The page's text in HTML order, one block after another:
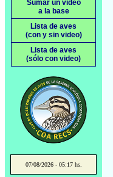
Sumar un video
a la base
Lista de aves
(con y sin video)
Lista de aves
(sólo con video)
07/08/2026 - 05:17 hs.